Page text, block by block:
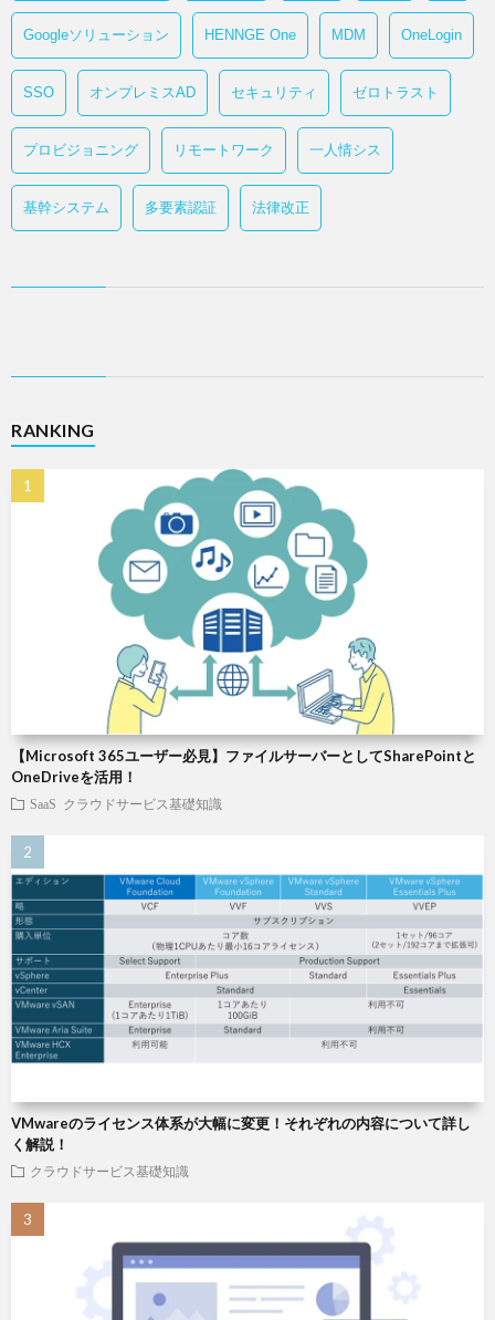
Googleソリューション HENNGE One MDM OneLogin
SSO オンプレミスAD セキュリティ ゼロトラスト
プロビジョニング リモートワーク 一人情シス
基幹システム 多要素認証 法律改正
RANKING
【Microsoft 365ユーザー必見】ファイルサーバーとしてSharePointと
OneDriveを活用！
SaaS クラウドサービス基礎知識
VMwareのライセンス体系が大幅に変更！それぞれの内容について詳し
く解説！
クラウドサービス基礎知識